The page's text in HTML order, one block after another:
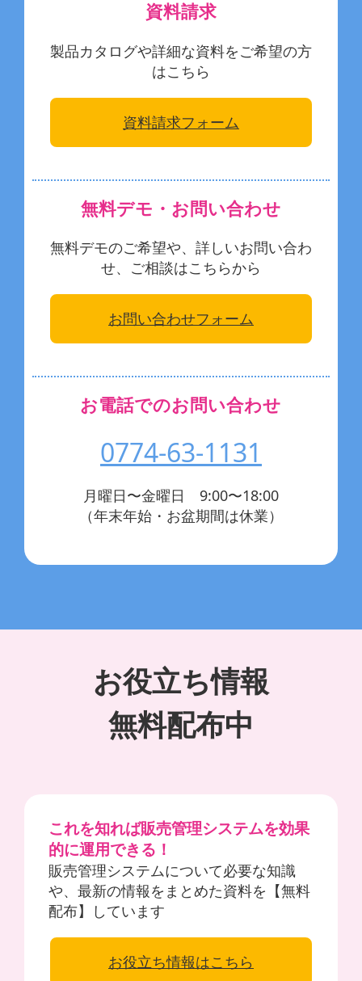
資料請求
製品カタログや詳細な資料をご希望の方
はこちら
資料請求フォーム
無料デモ・お問い合わせ
無料デモのご希望や、詳しいお問い合わ
せ、ご相談はこちらから
お問い合わせフォーム
お電話でのお問い合わせ
0774-63-1131
月曜日〜金曜日 9:00〜18:00
（年末年始・お盆期間は休業）
お役立ち情報
無料配布中
これを知れば販売管理システムを効果
的に運用できる！
販売管理システムについて必要な知識
や、最新の情報をまとめた資料を【無料
配布】しています
お役立ち情報はこちら